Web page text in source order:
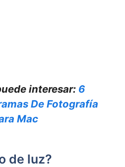
interesar: 6
De Fotografía
Mac
de luz?